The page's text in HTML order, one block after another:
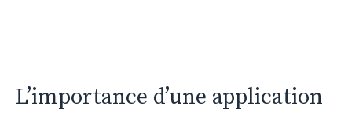
L’importance d’une application